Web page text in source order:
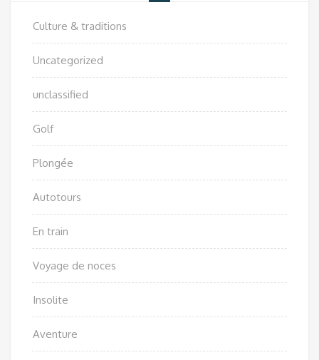
Culture & traditions
Uncategorized
unclassified
Golf
Plongée
Autotours
En train
Voyage de noces
Insolite
Aventure